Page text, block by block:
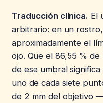
Traducción clínica. El
arbitrario: en un
aproximadamente el
ojo. Que el 86,55 %
de ese umbral
uno de cada siete
de 2 mm del objetivo